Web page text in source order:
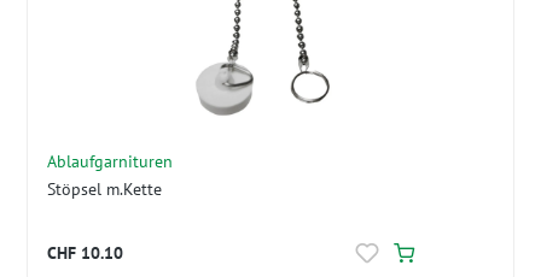
Ablaufgarnituren
Stöpsel m.Kette
CHF 10.10